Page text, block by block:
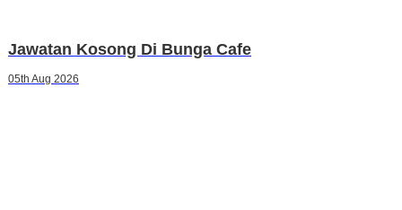
Jawatan Kosong Di Bunga Cafe
05th Aug 2026